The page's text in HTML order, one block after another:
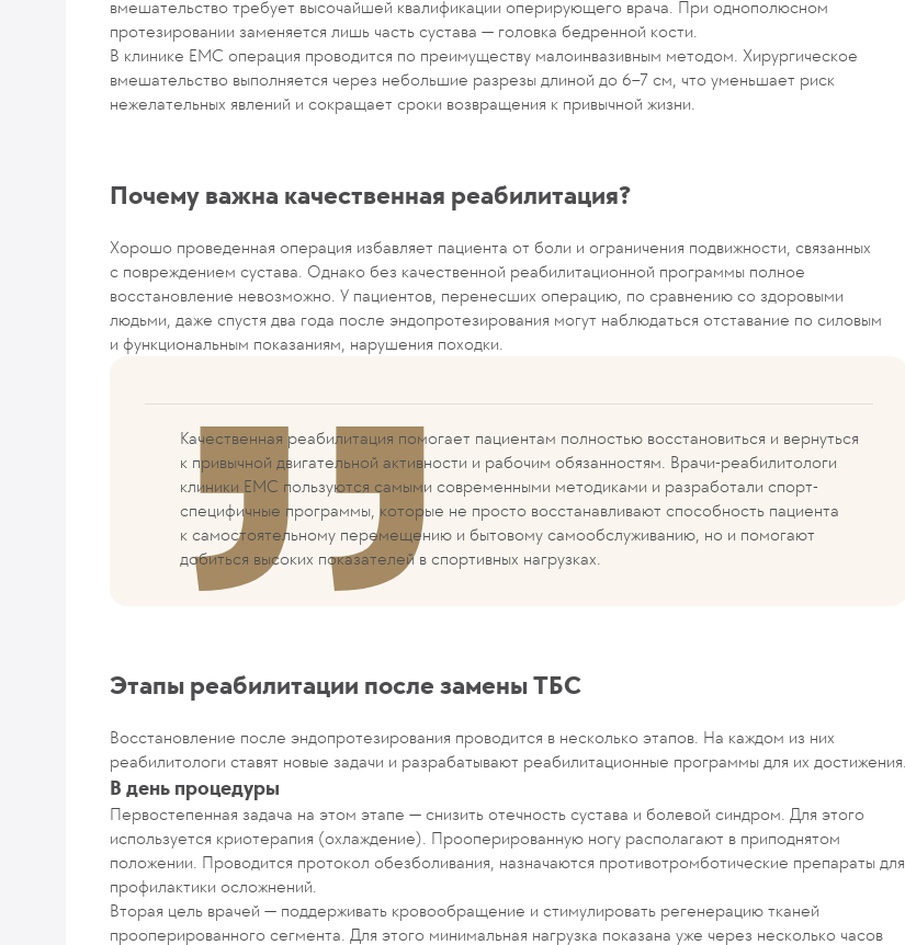
вмешательство требует высочайшей квалификации оперирующего врача. При однополюсном
протезировании заменяется лишь часть сустава — головка бедренной кости.
В клинике EMC операция проводится по преимуществу малоинвазивным методом. Хирургическое
вмешательство выполняется через небольшие разрезы длиной до 6–7 см, что уменьшает риск
нежелательных явлений и сокращает сроки возвращения к привычной жизни.
Почему важна качественная реабилитация?
Хорошо проведенная операция избавляет пациента от боли и ограничения подвижности, связанных
с повреждением сустава. Однако без качественной реабилитационной программы полное
восстановление невозможно. У пациентов, перенесших операцию, по сравнению со здоровыми
людьми, даже спустя два года после эндопротезирования могут наблюдаться отставание по силовым
и функциональным показаниям, нарушения походки.
Качественная реабилитация помогает пациентам полностью восстановиться и вернуться
к привычной двигательной активности и рабочим обязанностям. Врачи-реабилитологи
клиники EMC пользуются самыми современными методиками и разработали спорт-
специфичные программы, которые не просто восстанавливают способность пациента
к самостоятельному перемещению и бытовому самообслуживанию, но и помогают
добиться высоких показателей в спортивных нагрузках.
Этапы реабилитации после замены ТБС
Восстановление после эндопротезирования проводится в несколько этапов. На каждом из них
реабилитологи ставят новые задачи и разрабатывают реабилитационные программы для их достижения.
В день процедуры
Первостепенная задача на этом этапе — снизить отечность сустава и болевой синдром. Для этого
используется криотерапия (охлаждение). Прооперированную ногу располагают в приподнятом
положении. Проводится протокол обезболивания, назначаются противотромботические препараты для
профилактики осложнений.
Вторая цель врачей — поддерживать кровообращение и стимулировать регенерацию тканей
прооперированного сегмента. Для этого минимальная нагрузка показана уже через несколько часов